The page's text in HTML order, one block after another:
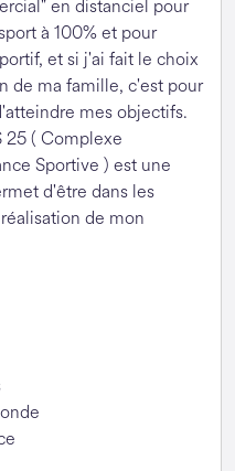
en distanciel pour
à 100% et pour
et si j'ai fait le choix
de ma famille, c'est pour
mes objectifs.
25 ( Complexe
Sportive ) est une
d'être dans les
de mon